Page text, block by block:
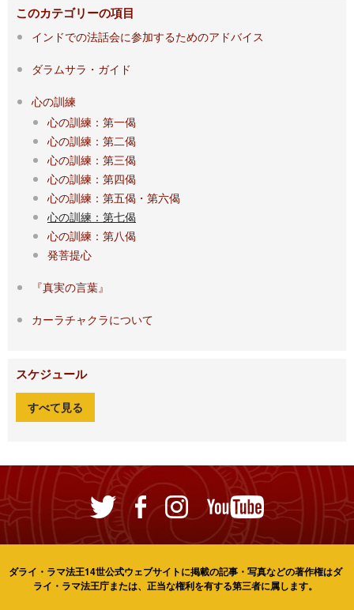
このカテゴリーの項目
インドでの法話会に参加するためのアドバイス
ダラムサラ・ガイド
心の訓練
心の訓練：第一偈
心の訓練：第二偈
心の訓練：第三偈
心の訓練：第四偈
心の訓練：第五偈・第六偈
心の訓練：第七偈
心の訓練：第八偈
発菩提心
『真実の言葉』
カーラチャクラについて
スケジュール
すべて見る
ダライ・ラマ法王14世公式ウェブサイトに掲載の記事・写真などの著作権はダ
ライ・ラマ法王庁または、正当な権利を有する第三者に属します。